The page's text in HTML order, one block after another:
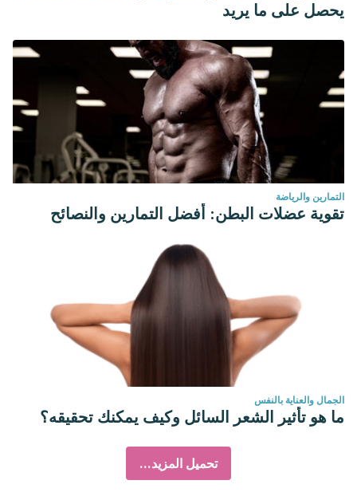
يحصل على ما يريد
التمارين والرياضة
تقوية عضلات البطن: أفضل التمارين والنصائح
الجمال والعناية بالنفس
ما هو تأثير الشعر السائل وكيف يمكنك تحقيقه؟
تحميل المزيد...